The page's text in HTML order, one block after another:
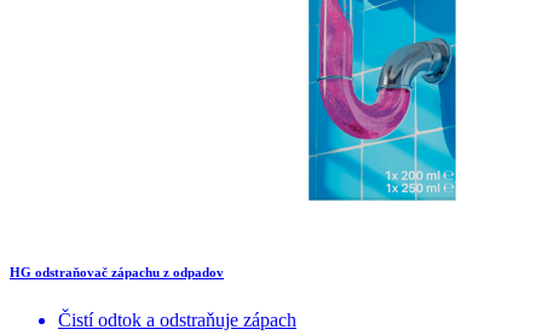
HG odstraňovač zápachu z odpadov
Čistí odtok a odstraňuje zápach